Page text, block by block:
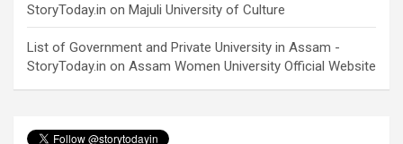
StoryToday.in on Majuli University of Culture
List of Government and Private University in Assam -
StoryToday.in on Assam Women University Official Website